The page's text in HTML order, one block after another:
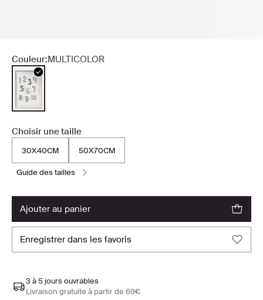
Couleur:MULTICOLOR
Choisir une taille
30X40CM 50X70CM
guide des tailles
ajouter au panier
enregistrer dans les favoris
3 à 5 jours ouvrables
Livraison gratuite à partir de 69€